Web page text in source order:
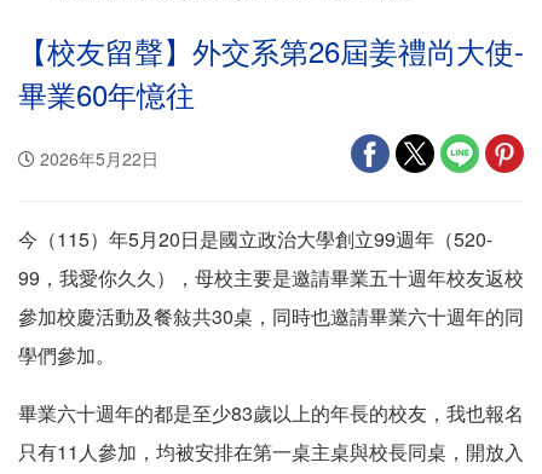
【校友留聲】外交系第26屆姜禮尚大使-
畢業60年憶往
2026年5月22日
今（115）年5月20日是國立政治大學創立99週年（520-
99，我愛你久久），母校主要是邀請畢業五十週年校友返校
參加校慶活動及餐敍共30桌，同時也邀請畢業六十週年的同
學們參加。
畢業六十週年的都是至少83歲以上的年長的校友，我也報名
只有11人參加，均被安排在第一桌主桌與校長同桌，開放入